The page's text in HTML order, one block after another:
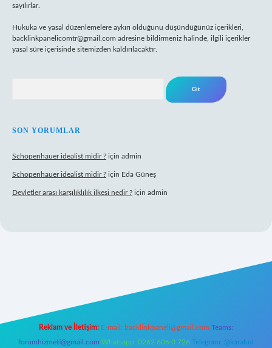
sayılırlar.
Hukuka ve yasal düzenlemelere aykırı olduğunu düşündüğünüz içerikleri,
backlinkpanelicomtr@gmail.com adresine bildirmeniz halinde, ilgili içerikler
yasal süre içerisinde sitemizden kaldırılacaktır.
SON YORUMLAR
Schopenhauer idealist midir ? için admin
Schopenhauer idealist midir ? için Eda Güneş
Devletler arası karşılıklılık ilkesi nedir ? için admin
Reklam ve İletişim: E-mail: backlinkpaneli@gmail.com Teams:
forumhizmeti@gmail.com Whatsapp: 0262 606 0 726 Telegram: @karabul